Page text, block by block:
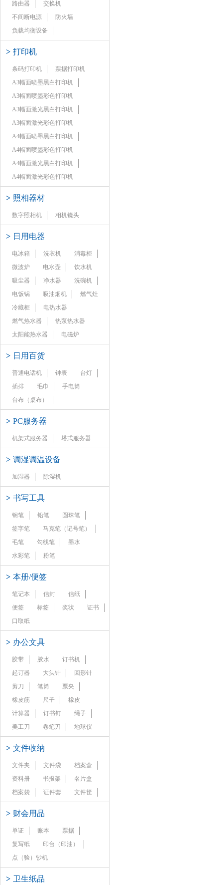
路由器
交换机
不间断电源
防火墙
负载均衡设备
> 打印机
条码打印机
票据打印机
A3幅面喷墨黑白打印机
A3幅面喷墨彩色打印机
A3幅面激光黑白打印机
A3幅面激光彩色打印机
A4幅面喷墨黑白打印机
A4幅面喷墨彩色打印机
A4幅面激光黑白打印机
A4幅面激光彩色打印机
> 照相器材
数字照相机 相机镜头
> 日用电器
电冰箱 洗衣机
消毒柜
微波炉
电水壶
饮水机
吸尘器
净水器
洗碗机
电饭锅
吸油烟机
燃气灶
冷藏柜
电热水器
燃气热水器
热泵热水器
太阳能热水器
电磁炉
> 日用百货
普通电话机 钟表
台灯
插排
毛巾
手电筒
台布（桌布）
> PC服务器
机架式服务器 塔式服务器
> 调湿调温设备
加湿器 除湿机
> 书写工具
钢笔 铅笔
圆珠笔
签字笔
马克笔（记号笔）
毛笔
勾线笔
墨水
水彩笔
粉笔
> 本册/便签
笔记本 信封
信纸
便签
标签 奖状
证书
口取纸
> 办公文具
胶带 胶水
订书机
起订器
大头针
回形针
剪刀
笔筒
票夹
橡皮筋
尺子
橡皮
计算器
订书钉
绳子
美工刀
卷笔刀 地球仪
> 文件收纳
文件夹 文件袋
档案盒
资料册
书报架
名片盒
档案袋
证件套 文件筐
> 财会用品
单证 账本
票据
复写纸
印台（印油）
点（验）钞机
> 卫生纸品